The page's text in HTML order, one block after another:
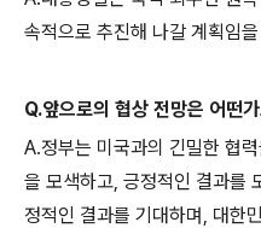
속적으로 추진해 나갈 계획임
Q.앞으로의 협상 전망은 어떤
A.정부는 미국과의 긴밀한 협
을 모색하고, 긍정적인 결과를
정적인 결과를 기대하며, 대한